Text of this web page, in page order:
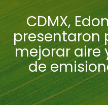
CDMX,
presentaron
mejorar aire
de